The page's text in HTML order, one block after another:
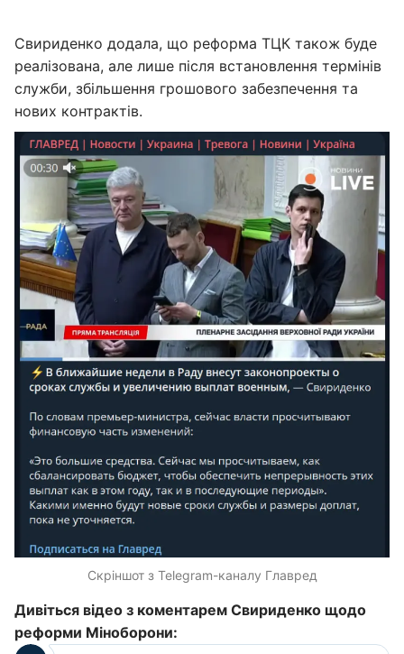
Свириденко додала, що реформа ТЦК також буде
реалізована, але лише після встановлення термінів
служби, збільшення грошового забезпечення та
нових контрактів.
Скріншот з Telegram-каналу Главред
Дивіться відео з коментарем Свириденко щодо
реформи Міноборони: